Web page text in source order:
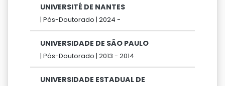
UNIVERSITÉ DE NANTES
| Pós-Doutorado | 2024 -
UNIVERSIDADE DE SÃO PAULO
| Pós-Doutorado | 2013 - 2014
UNIVERSIDADE ESTADUAL DE